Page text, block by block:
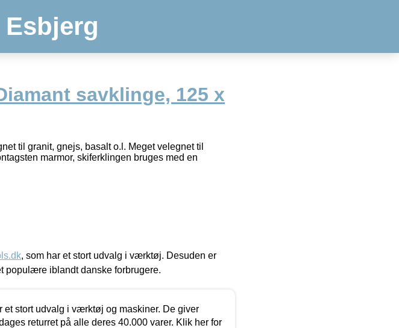
savklinge, 125 x
til granit, gnejs, basalt o.l. Meget velegnet til
marmor, skiferklingen bruges med en
, som har et stort udvalg i værktøj. Desuden er
populære iblandt danske forbrugere.
et stort udvalg i værktøj og maskiner. De giver
returret på alle deres 40.000 varer. Klik her for